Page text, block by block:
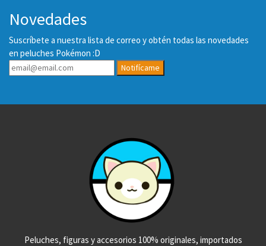
Novedades
Suscríbete a nuestra lista de correo y obtén todas las novedades
en peluches Pokémon :D
Notifícame
Peluches, figuras y accesorios 100% originales, importados